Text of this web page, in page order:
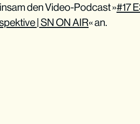
den Video-Podcast »#17
| SN ON AIR« an.